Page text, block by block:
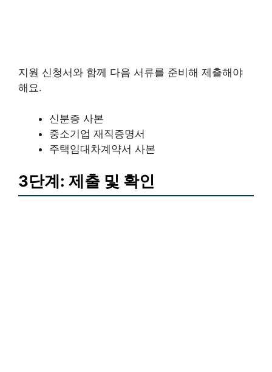
지원 신청서와 함께 다음 서류를 준비해 제출해야
해요.
신분증 사본
중소기업 재직증명서
주택임대차계약서 사본
3단계: 제출 및 확인